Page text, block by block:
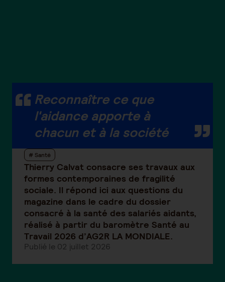
Reconnaître ce que
l'aidance apporte à
chacun et à la société
Thierry Calvat consacre ses travaux aux
formes contemporaines de fragilité
sociale. Il répond ici aux questions du
magazine dans le cadre du dossier
consacré à la santé des salariés aidants,
réalisé à partir du baromètre Santé au
Travail 2026 d’AG2R LA MONDIALE.
Publié le 02 juillet 2026
# Santé